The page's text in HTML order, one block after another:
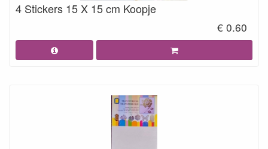
4 Stickers 15 X 15 cm Koopje
€ 0.60